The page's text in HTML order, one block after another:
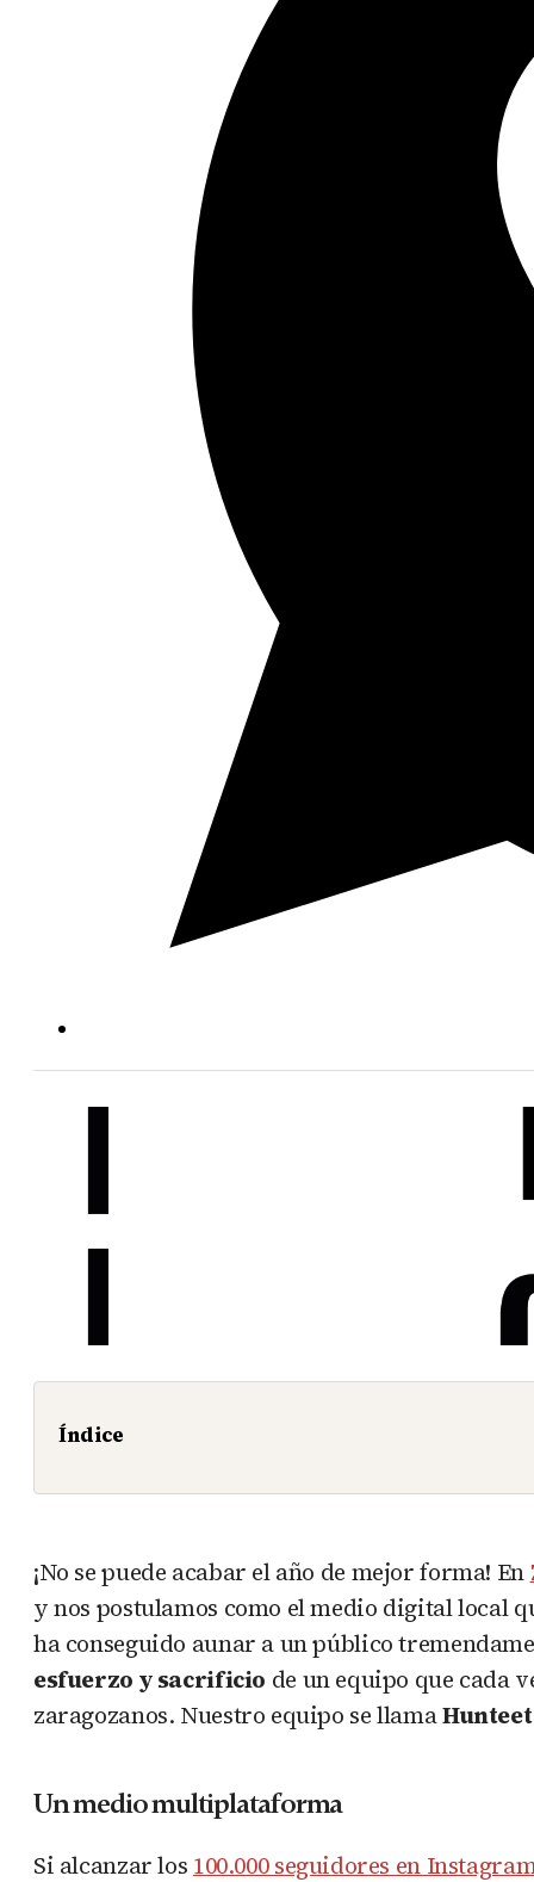
Índice
¡No se puede acabar el año de mejor forma! En
y nos postulamos como el medio digital local
ha conseguido aunar a un público
esfuerzo y sacrificio de un equipo que cada
zaragozanos. Nuestro equipo se llama
Un medio multiplataforma
Si alcanzar los 100.000 seguidores en